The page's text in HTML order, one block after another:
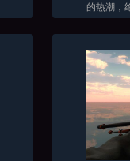
的热潮，